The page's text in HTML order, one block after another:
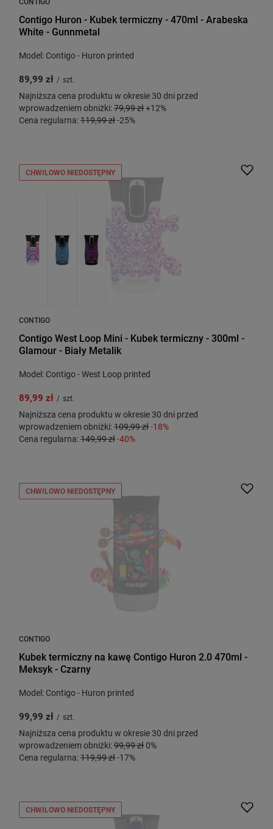
Contigo Huron - Kubek termiczny - 470ml - Arabeska
White - Gunnmetal
Model: Contigo - Huron printed
89,99 zł / szt.
Najniższa cena produktu w okresie 30 dni przed
wprowadzeniem obniżki:79,99 zł+12%
Cena regularna:119,99 zł-25%
CHWILOWO NIEDOSTĘPNY
CONTIGO
Contigo West Loop Mini - Kubek termiczny - 300ml -
Glamour - Biały Metalik
Model: Contigo - West Loop printed
89,99 zł / szt.
Najniższa cena produktu w okresie 30 dni przed
wprowadzeniem obniżki:109,99 zł-18%
Cena regularna:149,99 zł-40%
CHWILOWO NIEDOSTĘPNY
CONTIGO
Kubek termiczny na kawę Contigo Huron 2.0 470ml -
Meksyk - Czarny
Model: Contigo - Huron printed
99,99 zł / szt.
Najniższa cena produktu w okresie 30 dni przed
wprowadzeniem obniżki:99,99 zł 0%
Cena regularna:119,99 zł-17%
CHWILOWO NIEDOSTĘPNY